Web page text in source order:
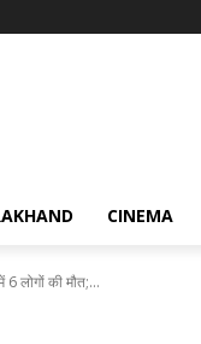
CINEMA
लोगों की मौत;...